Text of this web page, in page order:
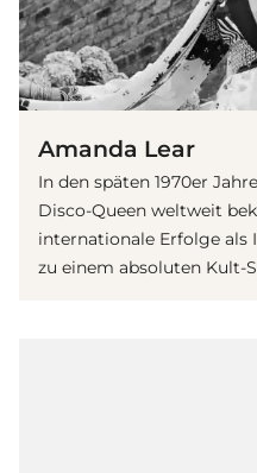
Amanda Lear
In den späten 1970er
Disco-Queen weltweit
internationale Erfolge als
zu einem absoluten Kult-